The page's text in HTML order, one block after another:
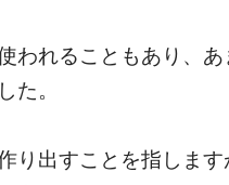
われることもあり、あ
た。
り出すことを指します